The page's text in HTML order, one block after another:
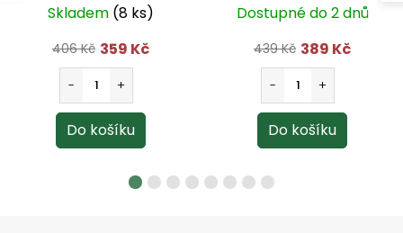
Skladem (8 ks)
406 Kč 359 Kč
Dostupné do 2 dnů
439 Kč 389 Kč